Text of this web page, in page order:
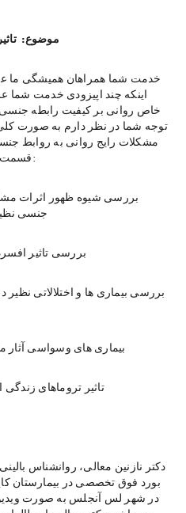
موضوع:
خدمت شما همراهان همیشگی ما
اینکه چند اپیزودی خدمت شما
خاص روانی بر کیفیت رابطه
توجه شما در نظر دارم به صورت کلی
مشکلات رایج روانی به روابط
قسمت می شود به موارد زیر اشاره کرد:
جنسی
·        بررسی
·        بیماری های وسواسی
تاثیر تروماهای
دکتر نازنین معالی، روانشناس
بورد فوق تخصصی در بیمارستان
در شهر لس آنجلس به صورت ویدیو